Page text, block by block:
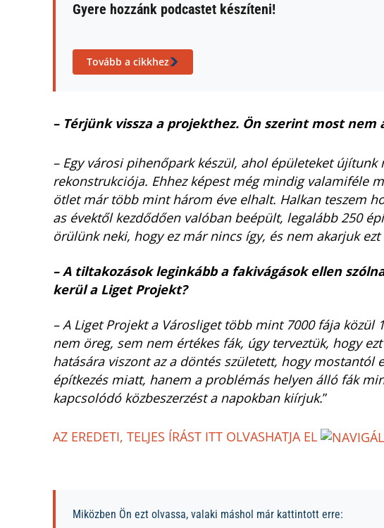
Gyere hozzánk podcastet készíteni!
Tovább a cikkhez
– Térjünk vissza a projekthez. Ön szerint most nem
– Egy városi pihenőpark készül, ahol épületeket újítunk
rekonstrukciója. Ehhez képest még mindig valamiféle
ötlet már több mint három éve elhalt. Halkan teszem
as évektől kezdődően valóban beépült, legalább 250
örülünk neki, hogy ez már nincs így, és nem akarjuk
– A tiltakozások leginkább a fakivágások ellen
kerül a Liget Projekt?
– A Liget Projekt a Városliget több mint 7000 fája közül
nem öreg, sem nem értékes fák, úgy terveztük, hogy
hatására viszont az a döntés született, hogy mostantól
építkezés miatt, hanem a problémás helyen álló fák
kapcsolódó közbeszerzést a napokban kiírjuk.”
AZ EREDETI, TELJES ÍRÁST ITT OLVASHATJA EL
Miközben Ön ezt olvassa, valaki máshol már kattintott erre: